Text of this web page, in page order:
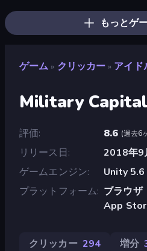
もっとゲ
ゲーム » クリッカー » アイド
Military
評価 8.6 (過去6
リリース日
2018年9
ゲームエンジン
Unity 5.6
プラットフォーム ブラウザ
App
クリッカー 294 増分